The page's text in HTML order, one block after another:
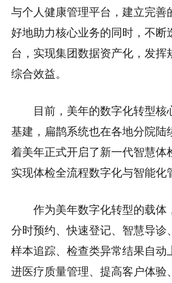
与个人健康管理平台，建立完善
好地助力核心业务的同时，不断
台，实现集团数据资产化，发挥
综合效益。
目前，美年的数字化转型核
基建，扁鹊系统也在各地分院陆
着美年正式开启了新一代智慧体
实现体检全流程数字化与智能化
作为美年数字化转型的载体
分时预约、快速登记、智慧导诊
样本追踪、检查类异常结果自动
进医疗质量管理、提高客户体验